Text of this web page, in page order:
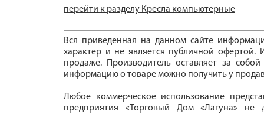
перейти к разделу Кресла компьютерные
Вся приведенная на данном сайте
характер и не является публичной офертой.
продаже. Производитель оставляет за
информацию о товаре можно получить у
Любое коммерческое использование
предприятия «Торговый Дом «Лагуна» не